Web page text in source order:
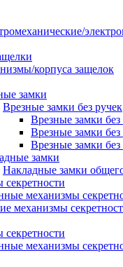
корпуса защелок
замки
Врезные замки без ручек
Врезные замки
Врезные замки без
Врезные замки
замки
Накладные замки
механизмы
механизмы
механизмы